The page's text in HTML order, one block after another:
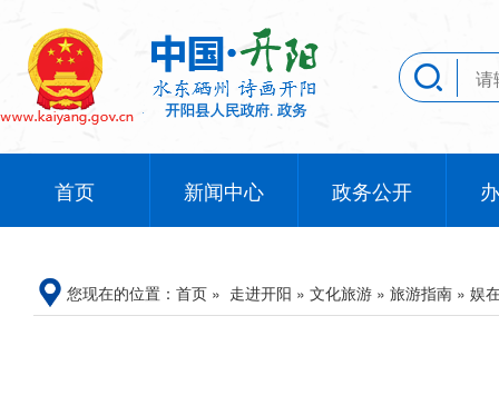
首页 新闻中心 政务公开
您现在的位置： 首页 » 走进开阳 » 文化旅游 » 旅游指南 » 娱